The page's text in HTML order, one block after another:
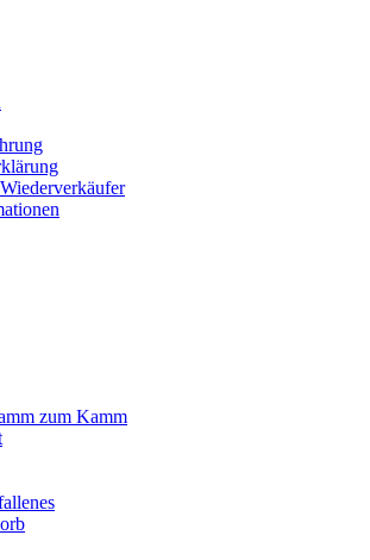
zum Kamm